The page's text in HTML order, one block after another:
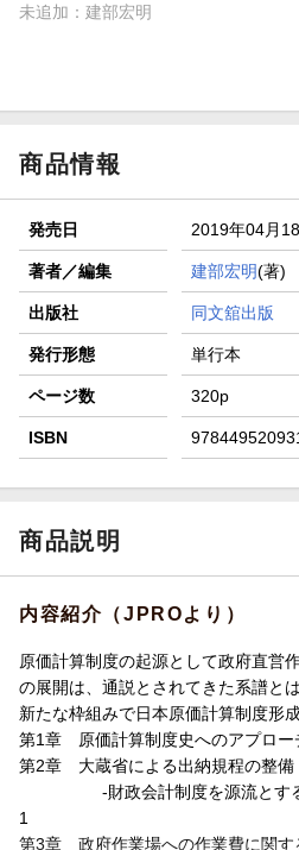
エントリー＆3,000円以上購入で
楽天モバイル紹介キャンペーン
進呈
未追加： 建部宏明
商品情報
発売日 2019年04月
著者／編集 建部宏明(著)
出版社 同文舘出版
発行形態 単行本
ページ数 320p
ISBN
商品説明
内容紹介（JPROより）
原価計算制度の起源として政府直営
の展開は、通説とされてきた系譜と
新たな枠組みで日本原価計算制度形
第1章 原価計算制度史へのアプロー
第2章 大蔵省による出納規程の整備
-財政会計制度を源流とする原
1
第3章 政府作業場への作業費に関す